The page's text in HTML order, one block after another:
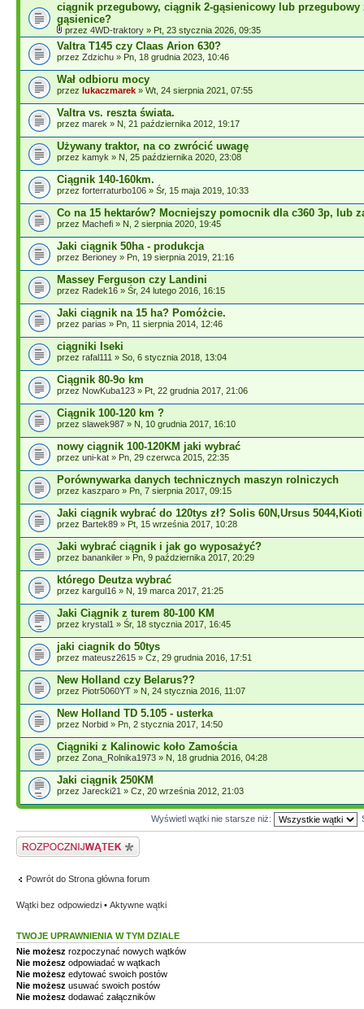
ciągnik przegubowy, ciągnik 2-gąsienicowy lub przegubowy
gąsienice?
przez 4WD-traktory » Pt, 23 stycznia 2026, 09:35
Valtra T145 czy Claas Arion 630?
przez Zdzichu » Pn, 18 grudnia 2023, 10:46
Wał odbioru mocy
przez lukaczmarek » Wt, 24 sierpnia 2021, 07:55
Valtra vs. reszta świata.
przez marek » N, 21 października 2012, 19:17
Używany traktor, na co zwrócić uwagę
przez kamyk » N, 25 października 2020, 23:08
Ciągnik 140-160km.
przez forterraturbo106 » Śr, 15 maja 2019, 10:33
Co na 15 hektarów? Mocniejszy pomocnik dla c360 3p, lub
przez Machefi » N, 2 sierpnia 2020, 19:45
Jaki ciągnik 50ha - produkcja
przez Berioney » Pn, 19 sierpnia 2019, 21:16
Massey Ferguson czy Landini
przez Radek16 » Śr, 24 lutego 2016, 16:15
Jaki ciągnik na 15 ha? Pomóżcie.
przez parias » Pn, 11 sierpnia 2014, 12:46
ciągniki Iseki
przez rafal111 » So, 6 stycznia 2018, 13:04
Ciągnik 80-9o km
przez NowKuba123 » Pt, 22 grudnia 2017, 21:06
Ciągnik 100-120 km ?
przez slawek987 » N, 10 grudnia 2017, 16:10
nowy ciągnik 100-120KM jaki wybrać
przez uni-kat » Pn, 29 czerwca 2015, 22:35
Porównywarka danych technicznych maszyn rolniczych
przez kaszparo » Pn, 7 sierpnia 2017, 09:15
Jaki ciągnik wybrać do 120tys zł? Solis 60N,Ursus 5044,Kioti
przez Bartek89 » Pt, 15 września 2017, 10:28
Jaki wybrać ciągnik i jak go wyposażyć?
przez banankiler » Pn, 9 października 2017, 20:29
którego Deutza wybrać
przez kargul16 » N, 19 marca 2017, 21:25
Jaki Ciągnik z turem 80-100 KM
przez krystal1 » Śr, 18 stycznia 2017, 16:45
jaki ciagnik do 50tys
przez mateusz2615 » Cz, 29 grudnia 2016, 17:51
New Holland czy Belarus??
przez Piotr5060YT » N, 24 stycznia 2016, 11:07
New Holland TD 5.105 - usterka
przez Norbid » Pn, 2 stycznia 2017, 14:50
Ciągniki z Kalinowic koło Zamościa
przez Zona_Rolnika1973 » N, 18 grudnia 2016, 04:28
Jaki ciągnik 250KM
przez Jarecki21 » Cz, 20 września 2012, 21:03
Wyświetl wątki nie starsze niż:
Napisz wątek
Powrót do Strona główna forum
Wątki bez odpowiedzi • Aktywne wątki
TWOJE UPRAWNIENIA W TYM DZIALE
Nie możesz rozpoczynać nowych wątków
Nie możesz odpowiadać w wątkach
Nie możesz edytować swoich postów
Nie możesz usuwać swoich postów
Nie możesz dodawać załączników